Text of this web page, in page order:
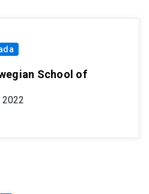
School of
2022